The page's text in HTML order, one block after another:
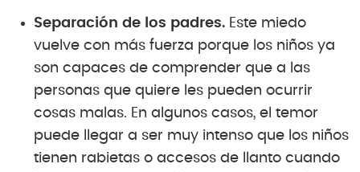
Separación de los padres. Este miedo
vuelve con más fuerza porque los niños ya
son capaces de comprender que a las
personas que quiere les pueden ocurrir
cosas malas. En algunos casos, el temor
puede llegar a ser muy intenso que los niños
tienen rabietas o accesos de llanto cuando